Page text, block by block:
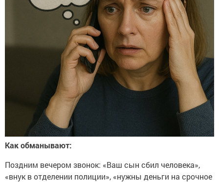
Как обманывают:
Поздним вечером звонок: «Ваш сын сбил человека»,
«внук в отделении полиции», «нужны деньги на срочное